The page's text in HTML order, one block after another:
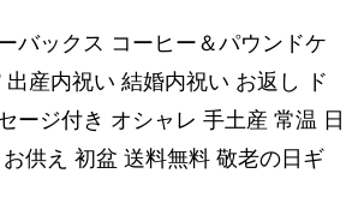
バックス コーヒー＆パウンドケ
出産内祝い 結婚内祝い お返し ド
ージ付き オシャレ 手土産 常温 日
供え 初盆 送料無料 敬老の日ギ